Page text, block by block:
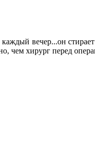
вечер...он
чем хирург перед